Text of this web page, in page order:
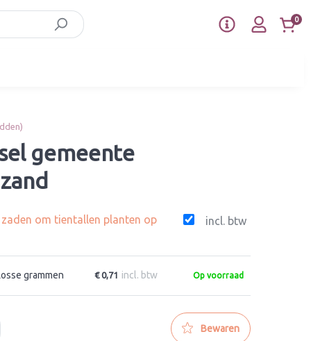
0
gemeente
om tientallen planten op incl. btw
grammen € 0,71 incl. btw Op voorraad
Bewaren